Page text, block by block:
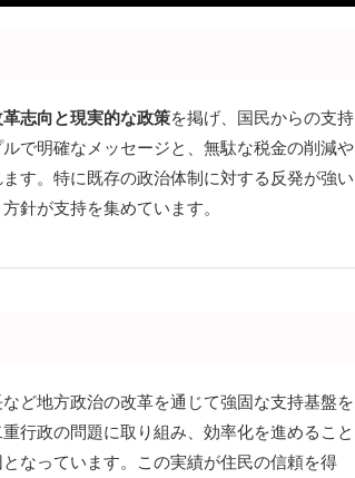
志向と現実的な政策を掲げ、国民からの支持
で明確なメッセージと、無駄な税金の削減や
す。特に既存の政治体制に対する反発が強い
針が支持を集めています。
ど地方政治の改革を通じて強固な支持基盤を
行政の問題に取り組み、効率化を進めること
なっています。この実績が住民の信頼を得